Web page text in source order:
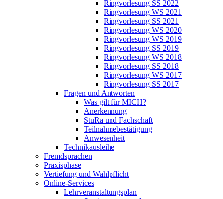
Ringvorlesung SS 2022
Ringvorlesung WS 2021
Ringvorlesung SS 2021
Ringvorlesung WS 2020
Ringvorlesung WS 2019
Ringvorlesung SS 2019
Ringvorlesung WS 2018
Ringvorlesung SS 2018
Ringvorlesung WS 2017
Ringvorlesung SS 2017
Fragen und Antworten
Was gilt für MICH?
Anerkennung
StuRa und Fachschaft
Teilnahmebestätigung
Anwesenheit
Technikausleihe
Fremdsprachen
Praxisphase
Vertiefung und Wahlpflicht
Online-Services
Lehrveranstaltungsplan